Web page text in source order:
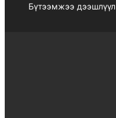
Бүтээмжээ дээшлүүл